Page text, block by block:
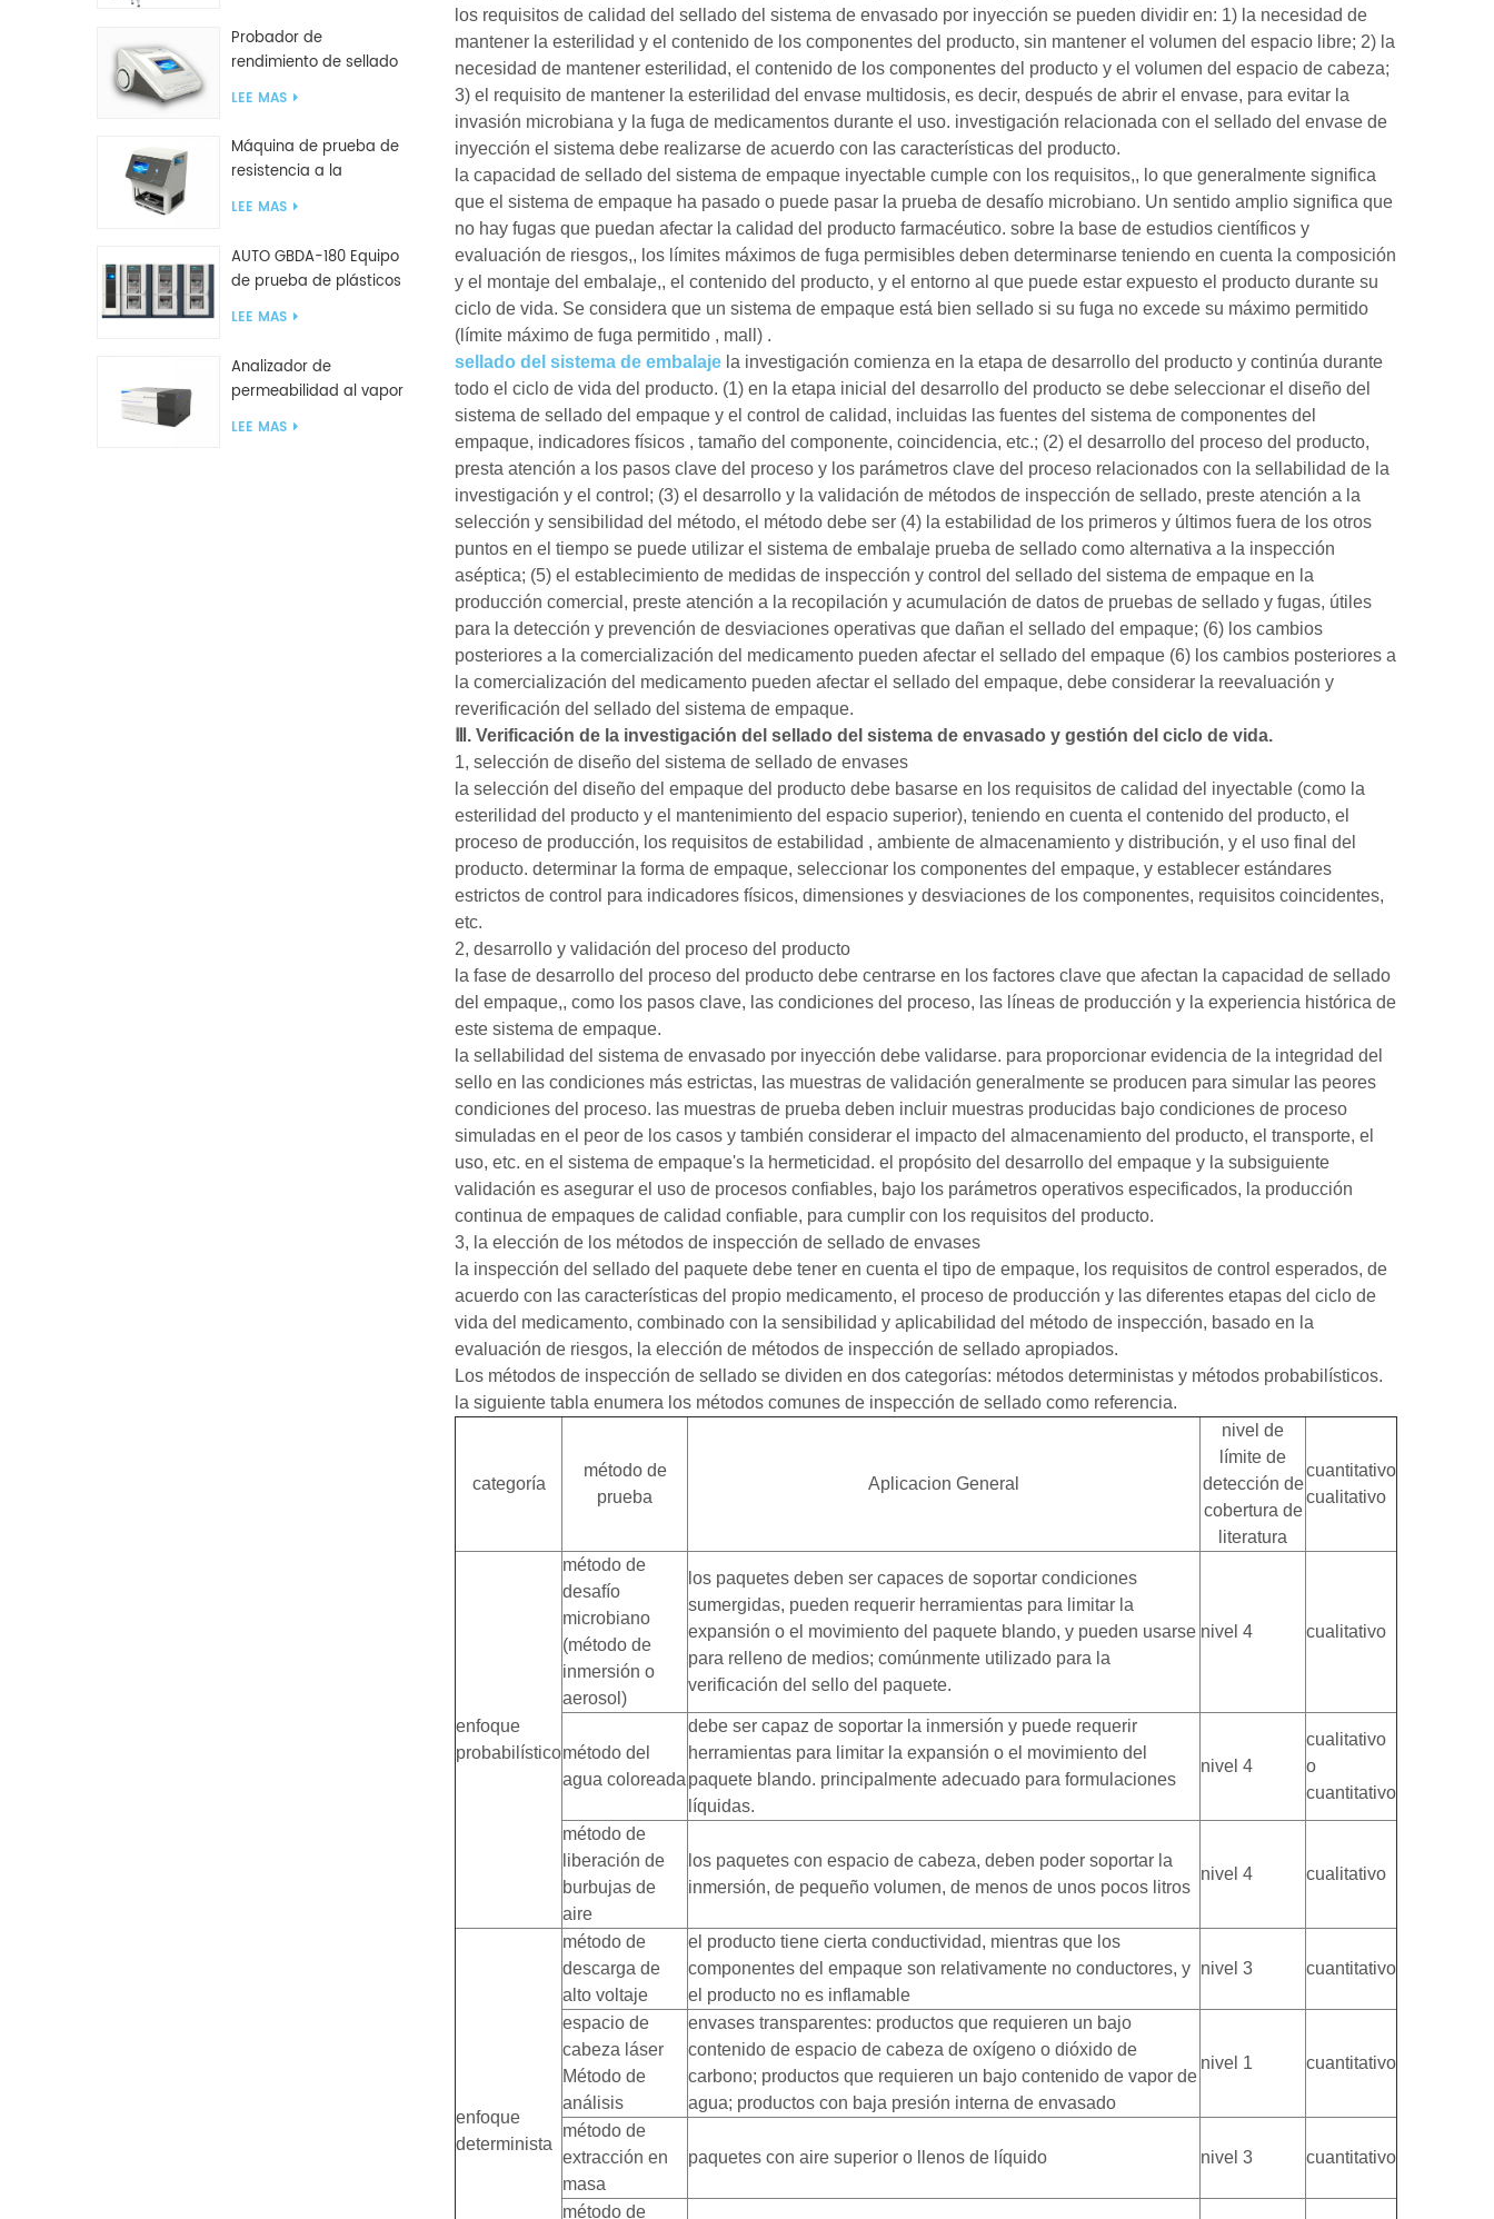
Probador de
rendimiento de sellado
inteligente GBPI
LEE MAS
Máquina de prueba de
resistencia a la
compresión GBN200G
LEE MAS
AUTO GBDA-180 Equipo
de prueba de plásticos
para degradación de
LEE MAS
Analizador de
permeabilidad al vapor
de agua W812 (método
LEE MAS
los requisitos de calidad del sellado del sistema de envasado por inyección se pueden dividir en: 1) la necesidad de
mantener la esterilidad y el contenido de los componentes del producto, sin mantener el volumen del espacio libre; 2) la
necesidad de mantener esterilidad, el contenido de los componentes del producto y el volumen del espacio de cabeza;
3) el requisito de mantener la esterilidad del envase multidosis, es decir, después de abrir el envase, para evitar la
invasión microbiana y la fuga de medicamentos durante el uso. investigación relacionada con el sellado del envase de
inyección el sistema debe realizarse de acuerdo con las características del producto.
la capacidad de sellado del sistema de empaque inyectable cumple con los requisitos,, lo que generalmente significa
que el sistema de empaque ha pasado o puede pasar la prueba de desafío microbiano. Un sentido amplio significa que
no hay fugas que puedan afectar la calidad del producto farmacéutico. sobre la base de estudios científicos y
evaluación de riesgos,, los límites máximos de fuga permisibles deben determinarse teniendo en cuenta la composición
y el montaje del embalaje,, el contenido del producto, y el entorno al que puede estar expuesto el producto durante su
ciclo de vida. Se considera que un sistema de empaque está bien sellado si su fuga no excede su máximo permitido
(límite máximo de fuga permitido , mall) .
sellado del sistema de embalaje la investigación comienza en la etapa de desarrollo del producto y continúa durante
todo el ciclo de vida del producto. (1) en la etapa inicial del desarrollo del producto se debe seleccionar el diseño del
sistema de sellado del empaque y el control de calidad, incluidas las fuentes del sistema de componentes del
empaque, indicadores físicos , tamaño del componente, coincidencia, etc.; (2) el desarrollo del proceso del producto,
presta atención a los pasos clave del proceso y los parámetros clave del proceso relacionados con la sellabilidad de la
investigación y el control; (3) el desarrollo y la validación de métodos de inspección de sellado, preste atención a la
selección y sensibilidad del método, el método debe ser (4) la estabilidad de los primeros y últimos fuera de los otros
puntos en el tiempo se puede utilizar el sistema de embalaje prueba de sellado como alternativa a la inspección
aséptica; (5) el establecimiento de medidas de inspección y control del sellado del sistema de empaque en la
producción comercial, preste atención a la recopilación y acumulación de datos de pruebas de sellado y fugas, útiles
para la detección y prevención de desviaciones operativas que dañan el sellado del empaque; (6) los cambios
posteriores a la comercialización del medicamento pueden afectar el sellado del empaque (6) los cambios posteriores a
la comercialización del medicamento pueden afectar el sellado del empaque, debe considerar la reevaluación y
reverificación del sellado del sistema de empaque.
Ⅲ. Verificación de la investigación del sellado del sistema de envasado y gestión del ciclo de vida.
1, selección de diseño del sistema de sellado de envases
la selección del diseño del empaque del producto debe basarse en los requisitos de calidad del inyectable (como la
esterilidad del producto y el mantenimiento del espacio superior), teniendo en cuenta el contenido del producto, el
proceso de producción, los requisitos de estabilidad , ambiente de almacenamiento y distribución, y el uso final del
producto. determinar la forma de empaque, seleccionar los componentes del empaque, y establecer estándares
estrictos de control para indicadores físicos, dimensiones y desviaciones de los componentes, requisitos coincidentes,
etc.
2, desarrollo y validación del proceso del producto
la fase de desarrollo del proceso del producto debe centrarse en los factores clave que afectan la capacidad de sellado
del empaque,, como los pasos clave, las condiciones del proceso, las líneas de producción y la experiencia histórica de
este sistema de empaque.
la sellabilidad del sistema de envasado por inyección debe validarse. para proporcionar evidencia de la integridad del
sello en las condiciones más estrictas, las muestras de validación generalmente se producen para simular las peores
condiciones del proceso. las muestras de prueba deben incluir muestras producidas bajo condiciones de proceso
simuladas en el peor de los casos y también considerar el impacto del almacenamiento del producto, el transporte, el
uso, etc. en el sistema de empaque's la hermeticidad. el propósito del desarrollo del empaque y la subsiguiente
validación es asegurar el uso de procesos confiables, bajo los parámetros operativos especificados, la producción
continua de empaques de calidad confiable, para cumplir con los requisitos del producto.
3, la elección de los métodos de inspección de sellado de envases
la inspección del sellado del paquete debe tener en cuenta el tipo de empaque, los requisitos de control esperados, de
acuerdo con las características del propio medicamento, el proceso de producción y las diferentes etapas del ciclo de
vida del medicamento, combinado con la sensibilidad y aplicabilidad del método de inspección, basado en la
evaluación de riesgos, la elección de métodos de inspección de sellado apropiados.
Los métodos de inspección de sellado se dividen en dos categorías: métodos deterministas y métodos probabilísticos.
la siguiente tabla enumera los métodos comunes de inspección de sellado como referencia.
categoría
método de
prueba
Aplicacion General
nivel de
límite de
detección de
cobertura de
literatura
cuantitativo
cualitativo
enfoque
probabilístico
método de
desafío
microbiano
(método de
inmersión o
aerosol)
los paquetes deben ser capaces de soportar condiciones
sumergidas, pueden requerir herramientas para limitar la
expansión o el movimiento del paquete blando, y pueden usarse
para relleno de medios; comúnmente utilizado para la
verificación del sello del paquete.
nivel 4 cualitativo
método del
agua coloreada
debe ser capaz de soportar la inmersión y puede requerir
herramientas para limitar la expansión o el movimiento del
paquete blando. principalmente adecuado para formulaciones
líquidas.
nivel 4
cualitativo
o
cuantitativo
método de
liberación de
burbujas de
aire
los paquetes con espacio de cabeza, deben poder soportar la
inmersión, de pequeño volumen, de menos de unos pocos litros
nivel 4 cualitativo
enfoque
determinista
método de
descarga de
alto voltaje
el producto tiene cierta conductividad, mientras que los
componentes del empaque son relativamente no conductores, y
el producto no es inflamable
nivel 3 cuantitativo
espacio de
cabeza láser
Método de
análisis
envases transparentes: productos que requieren un bajo
contenido de espacio de cabeza de oxígeno o dióxido de
carbono; productos que requieren un bajo contenido de vapor de
agua; productos con baja presión interna de envasado
nivel 1 cuantitativo
método de
extracción en
masa
paquetes con aire superior o llenos de líquido nivel 3 cuantitativo
método de